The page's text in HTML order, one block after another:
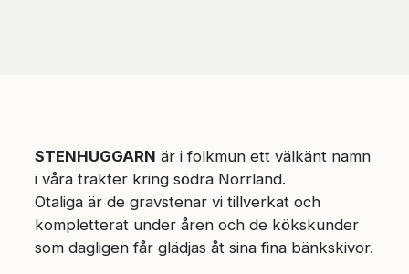
STENHUGGARN är i folkmun ett välkänt namn
i våra trakter kring södra Norrland.
Otaliga är de gravstenar vi tillverkat och
kompletterat under åren och de kökskunder
som dagligen får glädjas åt sina fina bänkskivor.